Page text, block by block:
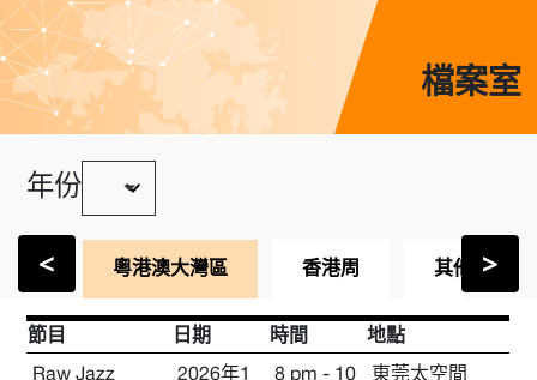
其他文化交流節目
關於我們
其他
檔案室
年份
< 粵港澳大灣區 香港周 其他文化交
>
節目 日期 時間 地點
Raw Jazz
2026年1
8 pm - 10
東莞太空間